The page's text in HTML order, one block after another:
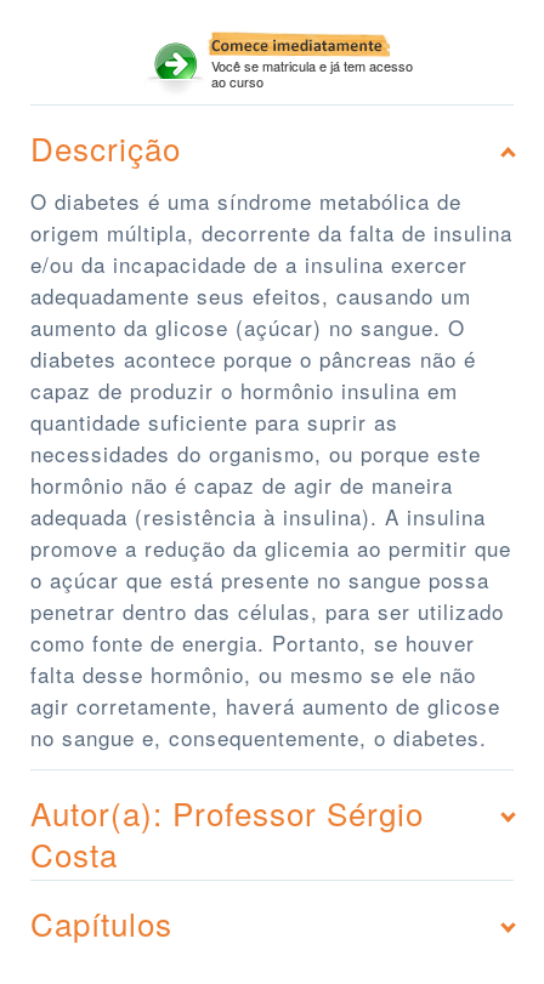
Você se matricula e já tem acesso
ao curso
Descrição
O diabetes é uma síndrome metabólica de
origem múltipla, decorrente da falta de insulina
e/ou da incapacidade de a insulina exercer
adequadamente seus efeitos, causando um
aumento da glicose (açúcar) no sangue. O
diabetes acontece porque o pâncreas não é
capaz de produzir o hormônio insulina em
quantidade suficiente para suprir as
necessidades do organismo, ou porque este
hormônio não é capaz de agir de maneira
adequada (resistência à insulina). A insulina
promove a redução da glicemia ao permitir que
o açúcar que está presente no sangue possa
penetrar dentro das células, para ser utilizado
como fonte de energia. Portanto, se houver
falta desse hormônio, ou mesmo se ele não
agir corretamente, haverá aumento de glicose
no sangue e, consequentemente, o diabetes.
Autor(a): Professor Sérgio
Costa
Capítulos